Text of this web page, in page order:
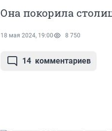
Она покорила
18 мая 2024, 19:00 8 750
14 комментариев